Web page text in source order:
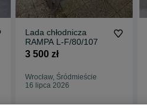
Lada chłodnicza
RAMPA L-F/80/107
3 500 zł
Wrocław, Śródmieście
16 lipca 2026